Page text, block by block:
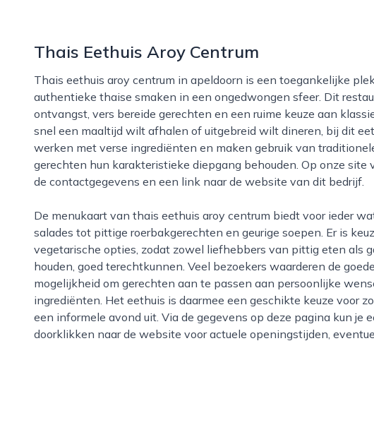
Thais Eethuis Aroy Centrum
Thais eethuis aroy centrum in apeldoorn is een toegankelijke plek voor iedereen die houdt van
authentieke thaise smaken in een ongedwongen sfeer. Dit
ontvangst, vers bereide gerechten en een ruime keuze aan
snel een maaltijd wilt afhalen of uitgebreid wilt dineren, bij dit
werken met verse ingrediënten en maken gebruik van
gerechten hun karakteristieke diepgang behouden. Op onze site
de contactgegevens en een link naar de website van dit bedrijf.
De menukaart van thais eethuis aroy centrum biedt voor ieder wat wils, van milde curries en frisse
salades tot pittige roerbakgerechten en geurige soepen. Er is
vegetarische opties, zodat zowel liefhebbers van pittig eten als
houden, goed terechtkunnen. Veel bezoekers waarderen de
mogelijkheid om gerechten aan te passen aan persoonlijke
ingrediënten. Het eethuis is daarmee een geschikte keuze voor
een informele avond uit. Via de gegevens op deze pagina kun je
doorklikken naar de website voor actuele openingstijden,